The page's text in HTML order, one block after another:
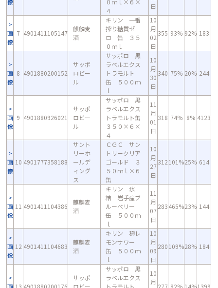
像
０ｍｌ×６×
４
日
画
像
7 4901411105147
麒麟麦
酒
キリン 一番
搾り糖質ゼ
ロ 缶 ３５
０ｍｌ
10
月
02
日
355 93% 92% 183
画
像
8 4901880200152
サッポ
ロビー
ル
サッポロ 黒
ラベルエクス
トラモルト
缶 ５００ｍ
ｌ
10
月
30
日
340 75% 20% 244
画
像
9 4901880926021
サッポ
ロビー
ル
サッポロ 黒
ラベルエクス
トラモルト缶
３５０×６×
４
11
月
01
日
318 74% 8% 4123
画
像
10 4901777358188
サント
リーホ
ールデ
ィング
ス
ＣＧＣ サン
トリークリア
ゴールド ３
５０ｍｌ×６
缶
10
月
27
日
312101%25% 614
画
像
11 4901411104386
麒麟麦
酒
キリン 氷
結 岩手産ブ
ルーベリー
缶 ５００ｍ
ｌ
11
月
07
日
283465%23% 144
画
像
12 4901411104683
麒麟麦
酒
キリン 麹レ
モンサワー
缶 ５００ｍ
ｌ
10
月
09
日
280109%28% 184
画 13 4901880200176
サッポ
ロビー
サッポロ 黒
ラベルエクス
トラモルト
10
月
277 82% 14%1399